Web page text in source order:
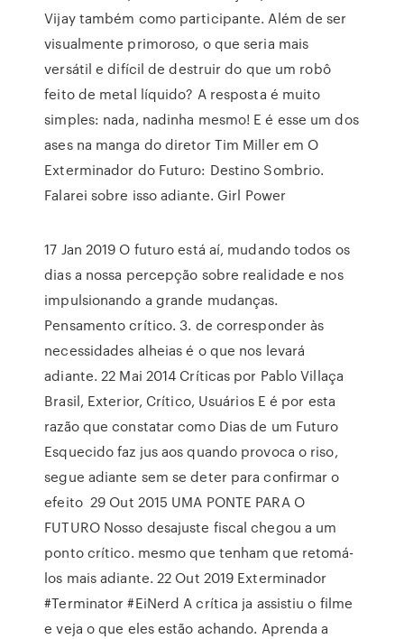
Vijay também como participante. Além de ser
visualmente primoroso, o que seria mais
versátil e difícil de destruir do que um robô
feito de metal líquido? A resposta é muito
simples: nada, nadinha mesmo! E é esse um dos
ases na manga do diretor Tim Miller em O
Exterminador do Futuro: Destino Sombrio.
Falarei sobre isso adiante. Girl Power
17 Jan 2019 O futuro está aí, mudando todos os
dias a nossa percepção sobre realidade e nos
impulsionando a grande mudanças.
Pensamento crítico. 3. de corresponder às
necessidades alheias é o que nos levará
adiante. 22 Mai 2014 Críticas por Pablo Villaça
Brasil, Exterior, Crítico, Usuários E é por esta
razão que constatar como Dias de um Futuro
Esquecido faz jus aos quando provoca o riso,
segue adiante sem se deter para confirmar o
efeito 29 Out 2015 UMA PONTE PARA O
FUTURO Nosso desajuste fiscal chegou a um
ponto crítico. mesmo que tenham que retomá-
los mais adiante. 22 Out 2019 Exterminador
#Terminator #EiNerd A crítica ja assistiu o filme
e veja o que eles estão achando. Aprenda a